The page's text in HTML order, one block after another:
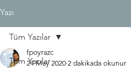
Yazı
Tüm Yazılar
Tüm Yazılar
fpoyrazc
24 May 2020 2 dakikada okunur